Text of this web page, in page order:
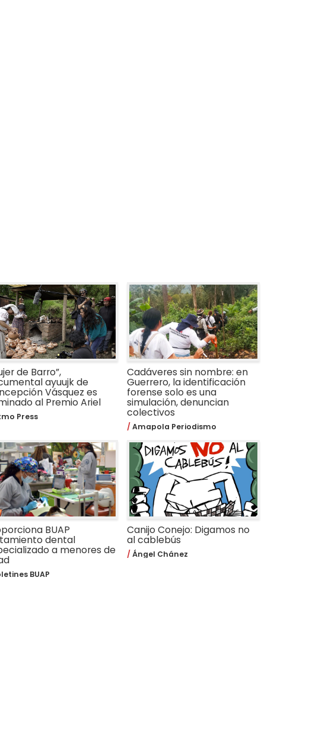
de Barro”,
ayuujk de
Vásquez es
al Premio Ariel
Press
Cadáveres sin nombre: en
Guerrero, la identificación
forense solo es una
simulación, denuncian
colectivos
Amapola Periodismo
BUAP
dental
a menores de
BUAP
Canijo Conejo: Digamos no
al cablebús
Ángel Chánez